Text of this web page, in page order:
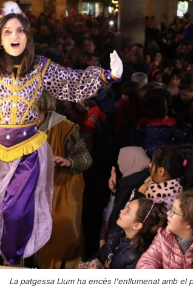
La patgessa Llum ha encès l'enllumenat amb el